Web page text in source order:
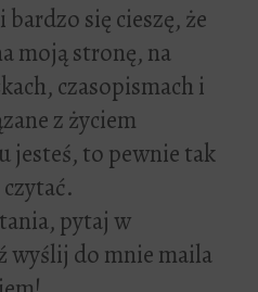
bardzo się cieszę, że
moją stronę, na
czasopismach i
z życiem
jesteś, to pewnie tak
pytaj w
wyślij do mnie maila